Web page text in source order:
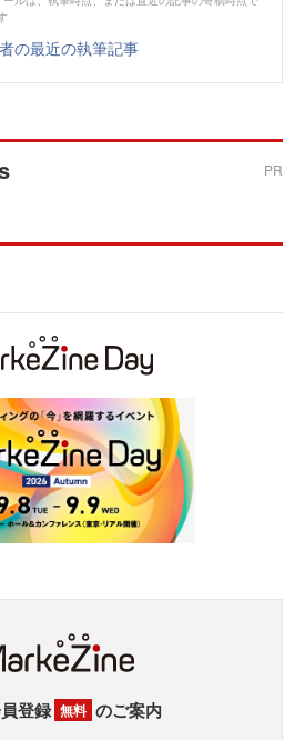
の最近の執筆記事
PR
登録 無料 のご案内